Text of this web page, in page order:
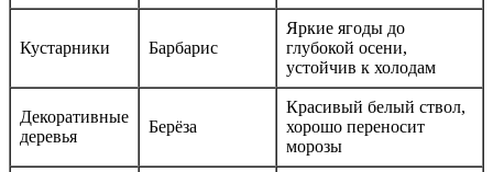
Кустарники Барбарис
Яркие ягоды до
глубокой осени,
устойчив к холодам
Декоративные
деревья
Берёза
Красивый белый ствол,
хорошо переносит
морозы